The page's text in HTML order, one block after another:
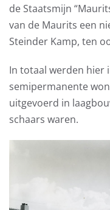
de Staatsmijn
van de Maurits een
Steinder Kamp, ten
In totaal werden hier
semipermanente
uitgevoerd in
schaars waren.